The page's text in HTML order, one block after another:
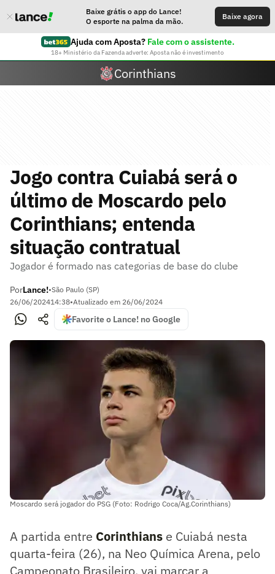
Baixe grátis o app do Lance!
O esporte na palma da mão.
Baixe agora
Ajuda com Aposta? Fale com o assistente.
18+ Ministério da Fazenda adverte: Aposta não é investimento
Corinthians
Jogo contra Cuiabá será o
último de Moscardo pelo
Corinthians; entenda
situação contratual
Jogador é formado nas categorias de base do clube
PorLance!•São Paulo (SP)
26/06/202414:38•Atualizado em 26/06/2024
Favorite o Lance! no Google
Moscardo será jogador do PSG (Foto: Rodrigo Coca/Ag.Corinthians)
A partida entre Corinthians e Cuiabá nesta
quarta-feira (26), na Neo Química Arena, pelo
Campeonato Brasileiro, vai marcar a